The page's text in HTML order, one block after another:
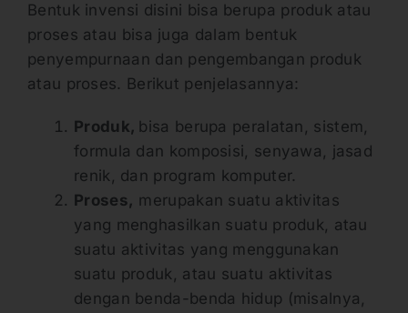
Bentuk invensi disini bisa berupa produk atau
proses atau bisa juga dalam bentuk
penyempurnaan dan pengembangan produk
atau proses. Berikut penjelasannya:
Produk, bisa berupa peralatan, sistem,
formula dan komposisi, senyawa, jasad
renik, dan program komputer.
Proses, merupakan suatu aktivitas
yang menghasilkan suatu produk, atau
suatu aktivitas yang menggunakan
suatu produk, atau suatu aktivitas
dengan benda-benda hidup (misalnya,